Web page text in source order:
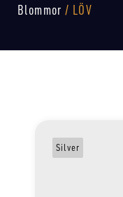
Blommor / LÖV
Silver